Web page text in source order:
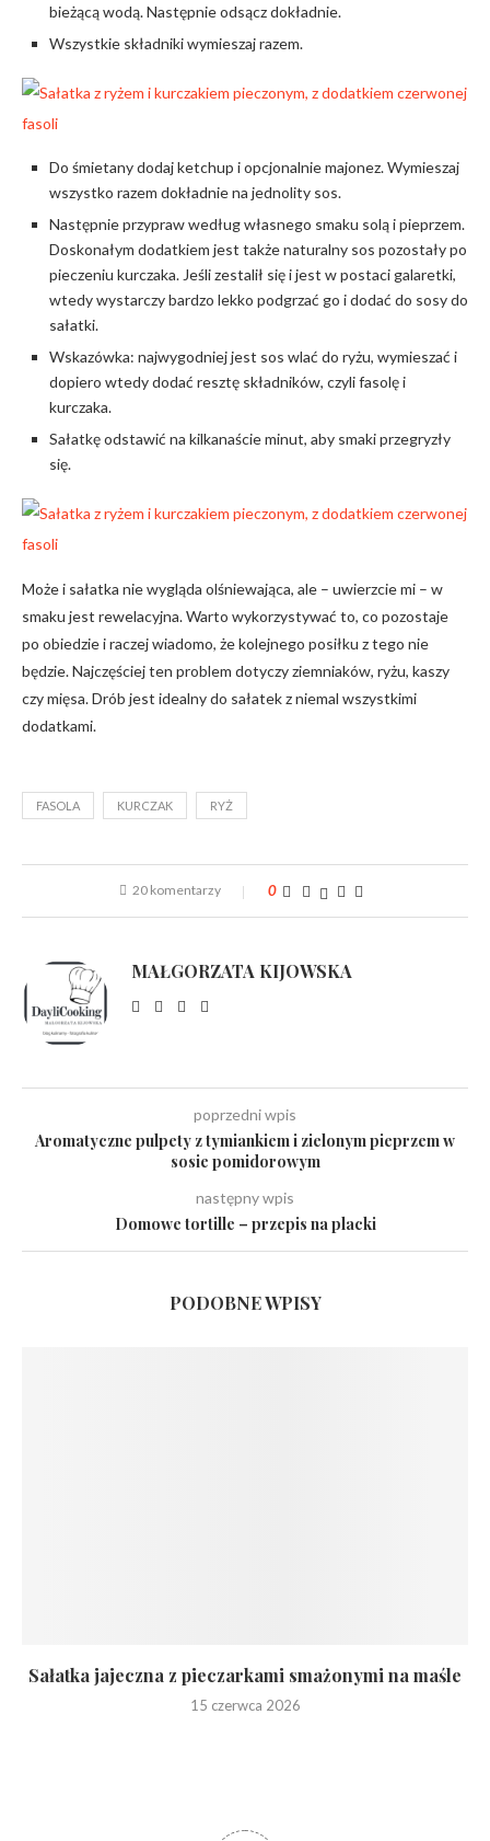
bieżącą wodą. Następnie odsącz dokładnie.
Wszystkie składniki wymieszaj razem.
Do śmietany dodaj ketchup i opcjonalnie majonez. Wymieszaj
wszystko razem dokładnie na jednolity sos.
Następnie przypraw według własnego smaku solą i pieprzem.
Doskonałym dodatkiem jest także naturalny sos pozostały po
pieczeniu kurczaka. Jeśli zestalił się i jest w postaci galaretki,
wtedy wystarczy bardzo lekko podgrzać go i dodać do sosy do
sałatki.
Wskazówka: najwygodniej jest sos wlać do ryżu, wymieszać i
dopiero wtedy dodać resztę składników, czyli fasolę i
kurczaka.
Sałatkę odstawić na kilkanaście minut, aby smaki przegryzły
się.
Może i sałatka nie wygląda olśniewająca, ale – uwierzcie mi – w
smaku jest rewelacyjna. Warto wykorzystywać to, co pozostaje
po obiedzie i raczej wiadomo, że kolejnego posiłku z tego nie
będzie. Najczęściej ten problem dotyczy ziemniaków, ryżu, kaszy
czy mięsa. Drób jest idealny do sałatek z niemal wszystkimi
dodatkami.
FASOLA KURCZAK RYŻ
20 komentarzy 0
MAŁGORZATA KIJOWSKA
poprzedni wpis
Aromatyczne pulpety z tymiankiem i zielonym pieprzem w
sosie pomidorowym
następny wpis
Domowe tortille – przepis na placki
PODOBNE WPISY
Sałatka jajeczna z pieczarkami smażonymi na maśle
15 czerwca 2026